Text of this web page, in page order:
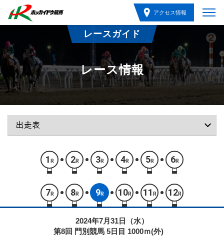
アクセス情報
レースガイド
レース情報
1 R 2R 3R 4R 5R 6R
7 R 8R 9R 10R 11 R 12R
2024年7月31日（水）
第8回 門別競馬 5日目 1000ｍ(外)